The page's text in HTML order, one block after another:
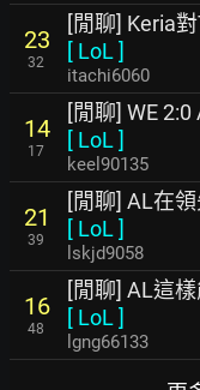
23
32
[閒聊] Keria
[ LoL]
itachi6060
14
17
[閒聊] WE
[ LoL]
keel90135
21
39
[閒聊] AL在
[ LoL]
lskjd9058
16
48
[閒聊] AL這
[ LoL]
lgng66133